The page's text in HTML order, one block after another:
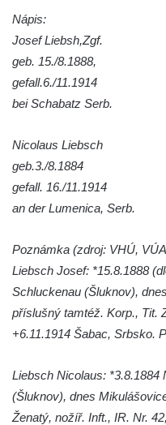
Velešíně
Kenotaf Josefa Jílka na
Velešíně
Hrob Jana Foitla na
Pomník obětem 2.
u kostela svatého
pomníku obětem válek na
Kamarýta ve Velešíně
Pomník obětem 1. a 2.
náměstí J. V. Kamarýta
Pomník obětem 1. a 2.
Nápis:
Josef Liebsh,Zgf.
geb. 15./8.1888,
gefall.6./11.1914
bei Schabatz Serb.
Nicolaus Liebsch
geb.3./8.1884
gefall. 16./11.1914
an der Lumenica, Serb.
Poznámka (zdroj: VHÚ,
Liebsch Josef: *15.8.1888
Schluckenau (Šluknov),
příslušný tamtéž. Korp., Tit.
+6.11.1914 Šabac, Srbsko.
Liebsch Nicolaus: *3.8.1884
(Šluknov), dnes
Ženatý, nožíř. Inft., IR. Nr.